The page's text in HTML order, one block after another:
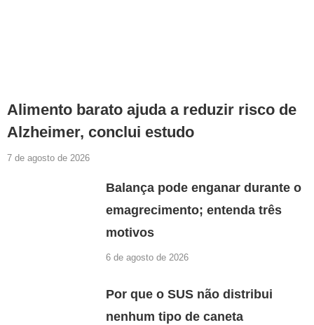
Alimento barato ajuda a reduzir risco de
Alzheimer, conclui estudo
7 de agosto de 2026
Balança pode enganar durante o
emagrecimento; entenda três
motivos
6 de agosto de 2026
Por que o SUS não distribui
nenhum tipo de caneta